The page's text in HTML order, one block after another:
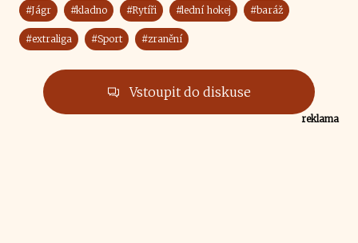
#Jágr #kladno #Rytíři #lední hokej #baráž
#extraliga #Sport #zranění
Vstoupit do diskuse
reklama